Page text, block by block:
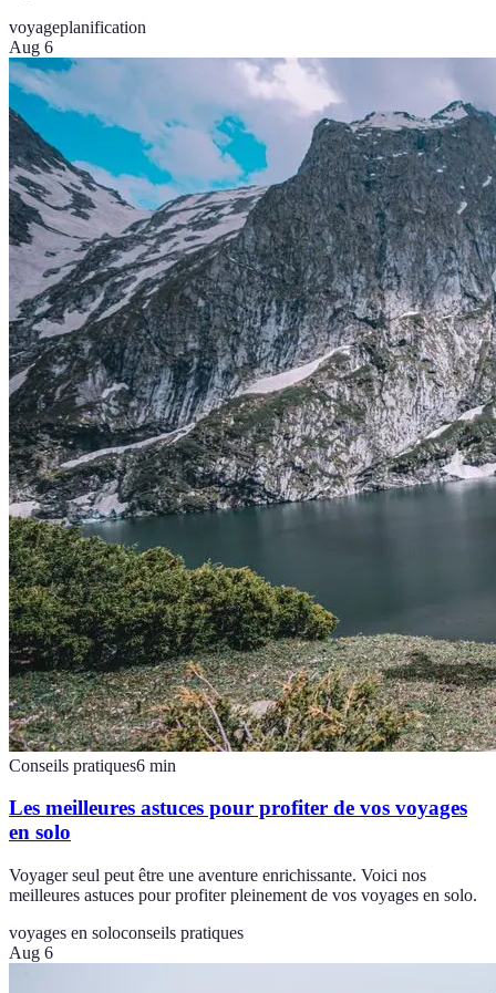
voyageplanification
Aug 6
Conseils pratiques6 min
Les meilleures astuces pour profiter de vos voyages
en solo
Voyager seul peut être une aventure enrichissante. Voici nos
meilleures astuces pour profiter pleinement de vos voyages en solo.
voyages en soloconseils pratiques
Aug 6